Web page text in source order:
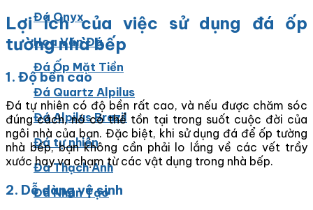
Đá Onyx
Hoa Văn Đá
Đá Ốp Mặt Tiền
Đá Quartz Alpilus
Đá Alpilus Brazil
Đá tự nhiên
Đá Thạch Anh
Đá Nhân Tạo
Lợi ích của việc sử dụng đá ốp
tường nhà bếp
1. Độ bền cao
Đá tự nhiên có độ bền rất cao, và nếu được chăm sóc
đúng cách, nó có thể tồn tại trong suốt cuộc đời của
ngôi nhà của bạn. Đặc biệt, khi sử dụng đá để ốp tường
nhà bếp, bạn không cần phải lo lắng về các vết trầy
xước hay va chạm từ các vật dụng trong nhà bếp.
2. Dễ dàng vệ sinh